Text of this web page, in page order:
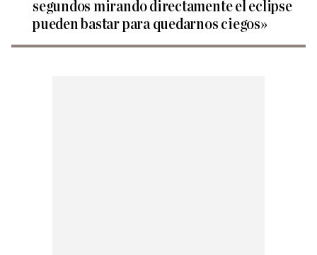
segundos mirando directamente el eclipse
pueden bastar para quedarnos ciegos»